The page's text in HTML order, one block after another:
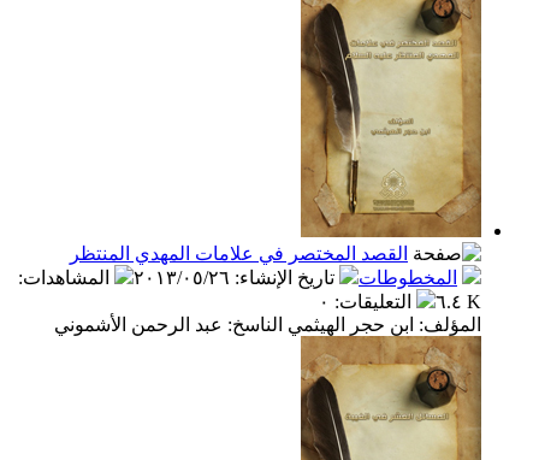
القصد المختصر في علامات المهدي المنتظر
المخطوطات
تاريخ الإنشاء: ٢٠١٣/٠٥/٢٦ المشاهدات:
٦.٤ K
التعليقات: ٠
المؤلف: ابن حجر الهيثمي الناسخ: عبد الرحمن الأشموني